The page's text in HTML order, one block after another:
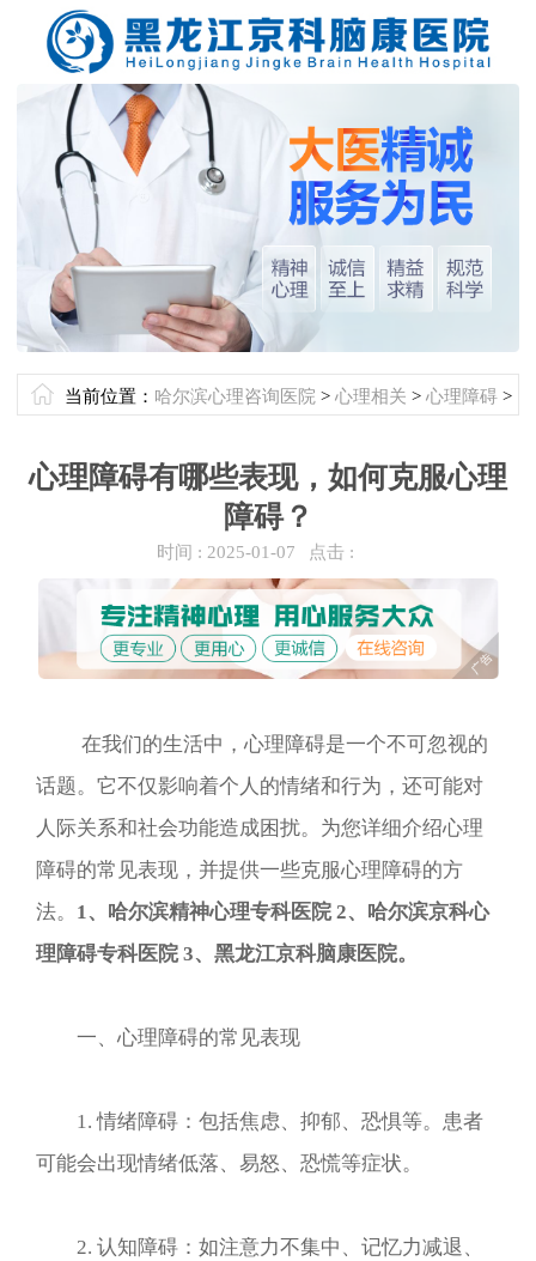
当前位置： 哈尔滨心理咨询医院 > 心理相关 > 心理障碍>
心理障碍有哪些表现，如何克服心理
障碍？
时间 : 2025-01-07 点击 :
在我们的生活中，心理障碍是一个不可忽视的
话题。它不仅影响着个人的情绪和行为，还可能对
人际关系和社会功能造成困扰。为您详细介绍心理
障碍的常见表现，并提供一些克服心理障碍的方
法。 1、哈尔滨精神心理专科医院 2、哈尔滨京科心
理障碍专科医院 3、黑龙江京科脑康医院。
一、心理障碍的常见表现
1. 情绪障碍：包括焦虑、抑郁、恐惧等。患者
可能会出现情绪低落、易怒、恐慌等症状。
2. 认知障碍：如注意力不集中、记忆力减退、